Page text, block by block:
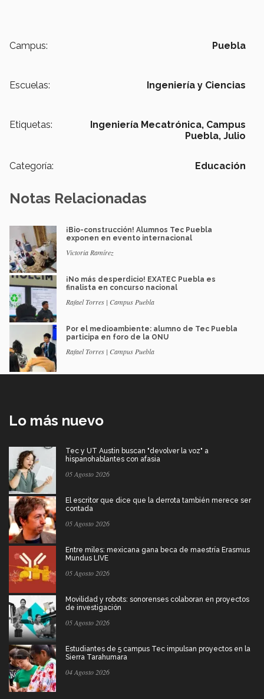
Campus: Puebla
Escuelas: Ingeniería y Ciencias
Etiquetas: Ingeniería Mecatrónica, Campus
Puebla, Julio
Categoría: Educación
Notas Relacionadas
¡Bio-construcción! Alumnos Tec Puebla
exponen en evento internacional
Victoria Ramírez
¡No más desperdicio! EXATEC Puebla es
finalista en concurso nacional
Rafael Torres | Campus Puebla
Por el medioambiente: alumno de Tec Puebla
participa en foro de la ONU
Rafael Torres | Campus Puebla
Lo más nuevo
Tec y UT Austin buscan "devolver la voz" a
hispanohablantes con afasia
05 Agosto 2026
El escritor que dice que la derrota también merece ser
contada
05 Agosto 2026
Entre miles: mexicana gana beca de maestría Erasmus
Mundus LIVE
05 Agosto 2026
Movilidad y robots: sonorenses colaboran en proyectos
de investigación
05 Agosto 2026
Estudiantes de 5 campus Tec impulsan proyectos en la
Sierra Tarahumara
04 Agosto 2026